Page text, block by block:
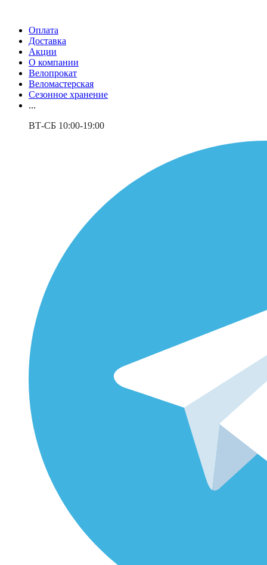
Оплата
Доставка
Акции
О компании
Велопрокат
Веломастерская
Сезонное хранение
...
ВТ-СБ 10:00-19:00